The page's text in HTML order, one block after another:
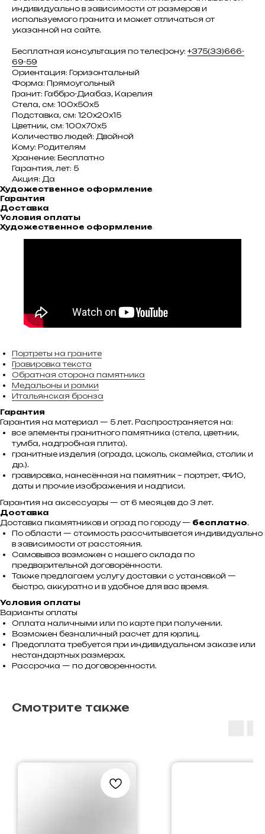
индивидуально в зависимости от размеров и
используемого гранита и может отличаться от
указанной на сайте.
Бесплатная консультация по телефону: +375(33)666-
69-59
Ориентация: Горизонтальный
Форма: Прямоугольный
Гранит: Габбро-Диабаз, Карелия
Стела, см: 100х50х5
Подставка, см: 120х20х15
Цветник, см: 100х70х5
Количество людей: Двойной
Кому: Родителям
Хранение: Бесплатно
Гарантия, лет: 5
Акция: Да
Художественное оформление
Гарантия
Доставка
Условия оплаты
Художественное оформление
Портреты на граните
Гравировка текста
Обратная сторона памятника
Медальоны и рамки
Итальянская бронза
Гарантия
Гарантия на материал — 5 лет. Распространяется на:
все элементы гранитного памятника (стела, цветник,
тумба, надгробная плита).
гранитные изделия (ограда, цоколь, скамейка, столик и
др.).
гравировка, нанесённая на памятник – портрет, ФИО,
даты и прочие изображения и надписи.
Гарантия на аксессуары — от 6 месяцев до 3 лет.
Доставка
Доставка пкамятников и оград по городу — бесплатно.
По области — стоимость рассчитывается индивидуально
в зависимости от расстояния.
Самовывоз возможен с нашего склада по
предварительной договорённости.
Также предлагаем услугу доставки с установкой —
быстро, аккуратно и в удобное для вас время.
Условия оплаты
Варианты оплаты
Оплата наличными или по карте при получении.
Возможен безналичный расчет для юрлиц.
Предоплата требуется при индивидуальном заказе или
нестандартных размерах.
Рассрочка — по договоренности.
Смотрите также